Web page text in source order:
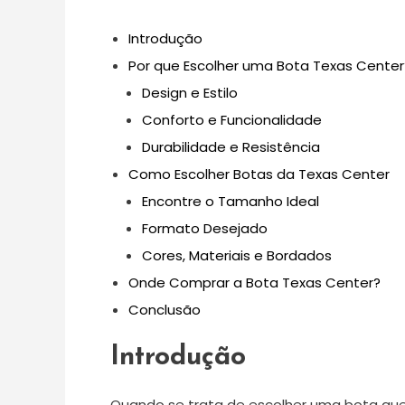
Introdução
Por que Escolher uma Bota Texas
Design e Estilo
Conforto e Funcionalidade
Durabilidade e Resistência
Como Escolher Botas da Texas Center
Encontre o Tamanho Ideal
Formato Desejado
Cores, Materiais e Bordados
Onde Comprar a Bota Texas Center?
Conclusão
Introdução